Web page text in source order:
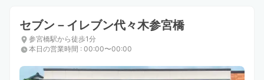
セブン－イレブン代々木参宮橋
参宮橋駅から徒歩1分
本日の営業時間 : 00:00〜00:00